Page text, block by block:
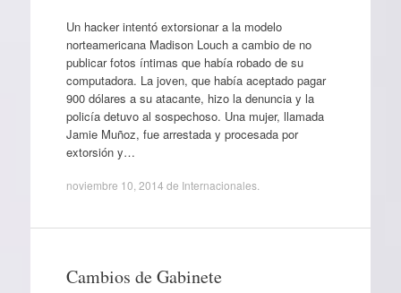
Un hacker intentó extorsionar a la modelo
norteamericana Madison Louch a cambio de no
publicar fotos íntimas que había robado de su
computadora. La joven, que había aceptado pagar
900 dólares a su atacante, hizo la denuncia y la
policía detuvo al sospechoso. Una mujer, llamada
Jamie Muñoz, fue arrestada y procesada por
extorsión y…
noviembre 10, 2014 de Internacionales.
Cambios de Gabinete